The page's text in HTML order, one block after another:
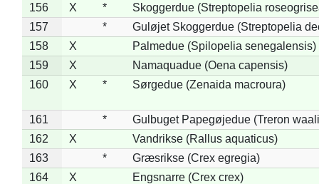
156
X *
Skoggerdue (Streptopelia
157
*
Guløjet Skoggerdue (Streptopelia
158
X
Palmedue (Spilopelia senegalensis)
159
X
Namaquadue (Oena capensis)
160
X * Sørgedue (Zenaida macroura)
161 *
Gulbuget Papegøjedue (Treron
162
X
Vandrikse (Rallus aquaticus)
163
*
Græsrikse (Crex egregia)
164
X
Engsnarre (Crex crex)